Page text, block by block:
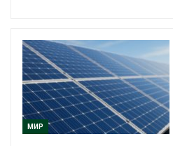
МИР